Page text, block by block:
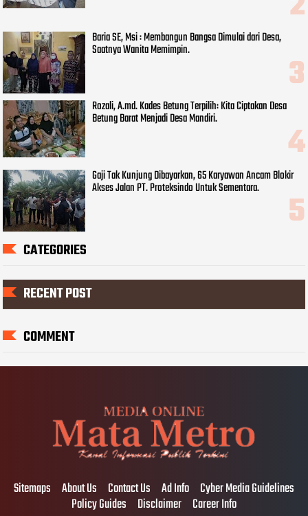
Baria SE, Msi : Membangun Bangsa Dimulai dari Desa,
Saatnya Wanita Memimpin.
Rozali, A.md. Kades Betung Terpilih: Kita Ciptakan Desa
Betung Barat Menjadi Desa Mandiri.
Gaji Tak Kunjung Dibayarkan, 65 Karyawan Ancam Blokir
Akses Jalan PT. Proteksindo Untuk Sementara.
CATEGORIES
RECENT POST
COMMENT
Sitemaps About Us Contact Us Ad Info Cyber Media Guidelines
Policy Guides Disclaimer Career Info